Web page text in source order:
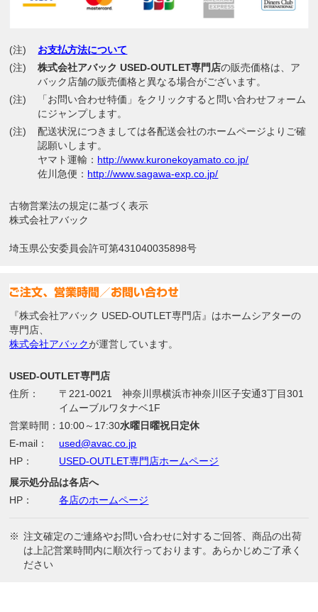
(注)
お支払方法について
(注)
株式会社アバック USED-OUTLET専門店の販売価格は、ア
バック店舗の販売価格と異なる場合がございます。
(注)
「お問い合わせ特価」をクリックすると問い合わせフォーム
にジャンプします。
(注)
配送状況につきましては各配送会社のホームページよりご確
認願いします。
ヤマト運輸： http://www.kuronekoyamato.co.jp/
佐川急便： http://www.sagawa-exp.co.jp/
古物営業法の規定に基づく表示
株式会社アバック
埼玉県公安委員会許可第431040035898号
『株式会社アバック USED-OUTLET専門店』はホームシアターの
専門店、
株式会社アバックが運営しています。
USED-OUTLET専門店
住所：
〒221-0021 神奈川県横浜市神奈川区子安通3丁目301
イムーブルワタナベ1F
営業時間： 10:00～17:30水曜日曜祝日定休
E-mail：
used@avac.co.jp
HP：
USED-OUTLET専門店ホームページ
展示処分品は各店へ
HP：
各店のホームページ
※ 注文確定のご連絡やお問い合わせに対するご回答、商品の出荷
は上記営業時間内に順次行っております。あらかじめご了承く
ださい